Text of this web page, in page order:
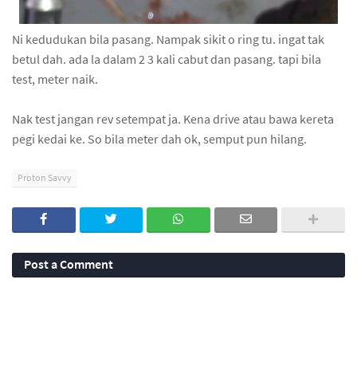
Ni kedudukan bila pasang. Nampak sikit o ring tu. ingat tak
betul dah. ada la dalam 2 3 kali cabut dan pasang. tapi bila
test, meter naik.
Nak test jangan rev setempat ja. Kena drive atau bawa kereta
pegi kedai ke. So bila meter dah ok, semput pun hilang.
Proton Savvy
Post a Comment